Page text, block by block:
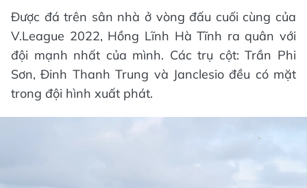
Được đá trên sân nhà ở vòng đấu cuối cùng của
V.League 2022, Hồng Lĩnh Hà Tĩnh ra quân với
đội mạnh nhất của mình. Các trụ cột: Trần Phi
Sơn, Đinh Thanh Trung và Janclesio đều có mặt
trong đội hình xuất phát.